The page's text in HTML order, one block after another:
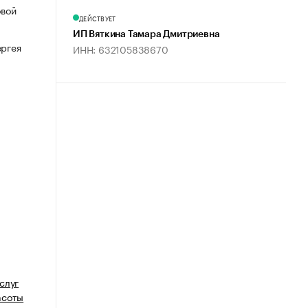
ДЕЙСТВУЕТ
ИП Вяткина Тамара Дмитриевна
ИНН: 632105838670